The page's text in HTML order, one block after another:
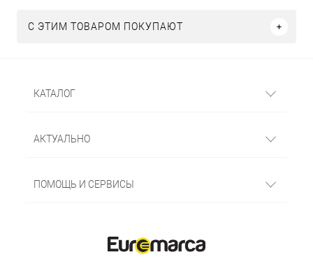
С ЭТИМ ТОВАРОМ ПОКУПАЮТ
КАТАЛОГ
АКТУАЛЬНО
ПОМОЩЬ И СЕРВИСЫ